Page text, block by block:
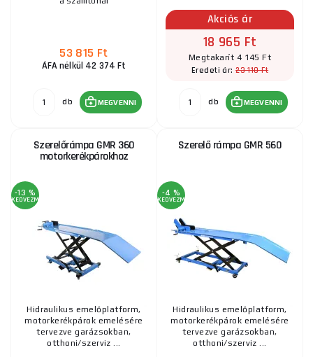
53 815 Ft
ÁFA nélkül 42 374 Ft
db MEGVENNI
Akciós ár
18 965 Ft
Megtakarít 4 145 Ft
Eredeti ár:23 110 Ft
db MEGVENNI
Szerelőrámpa GMR 360
motorkerékpárokhoz
-13 %
KEDVEZMÉNY
Hidraulikus emelőplatform,
motorkerékpárok emelésére
tervezve garázsokban,
otthoni/szerviz ...
Szerelő rámpa GMR 560
-4 %
KEDVEZMÉNY
Hidraulikus emelőplatform,
motorkerékpárok emelésére
tervezve garázsokban,
otthoni/szerviz ...